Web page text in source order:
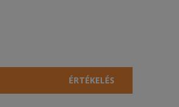
ÉRTÉKELÉS